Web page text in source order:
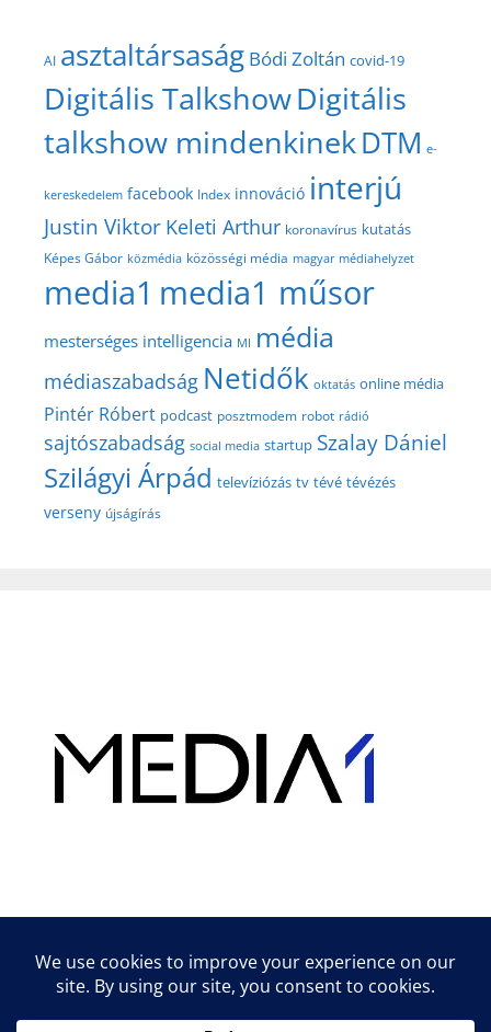
AI asztaltársaság Bódi Zoltán covid-19
Digitális TalkshowDigitális
talkshow mindenkinekDTM e-
kereskedelem facebook Index innováció interjú
Justin Viktor Keleti Arthur koronavírus kutatás
Képes Gábor közmédia közösségi média magyar médiahelyzet
media1 media1 műsor
mesterséges intelligencia MI média
médiaszabadság Netidők oktatás online média
Pintér Róbert podcast posztmodem robot rádió
sajtószabadság social media startup Szalay Dániel
Szilágyi Árpád televíziózás tv tévé tévézés
verseny újságírás